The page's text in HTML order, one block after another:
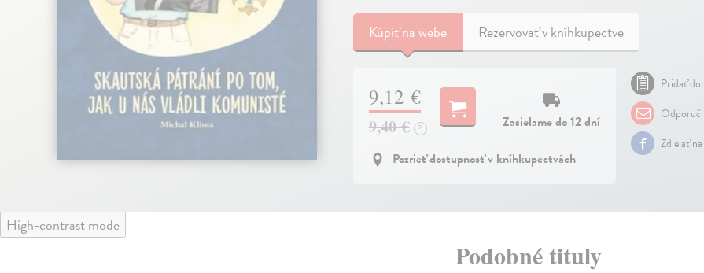
Kúpiťna webe Rezervovať v kníhkupectve
9,12 €
9,40 € ?
Zasielame do 12 dní
Pozrieť dostupnosť v kníhkupectvách
Pridať do
Zdielať
High-contrast mode
Podobné tituly